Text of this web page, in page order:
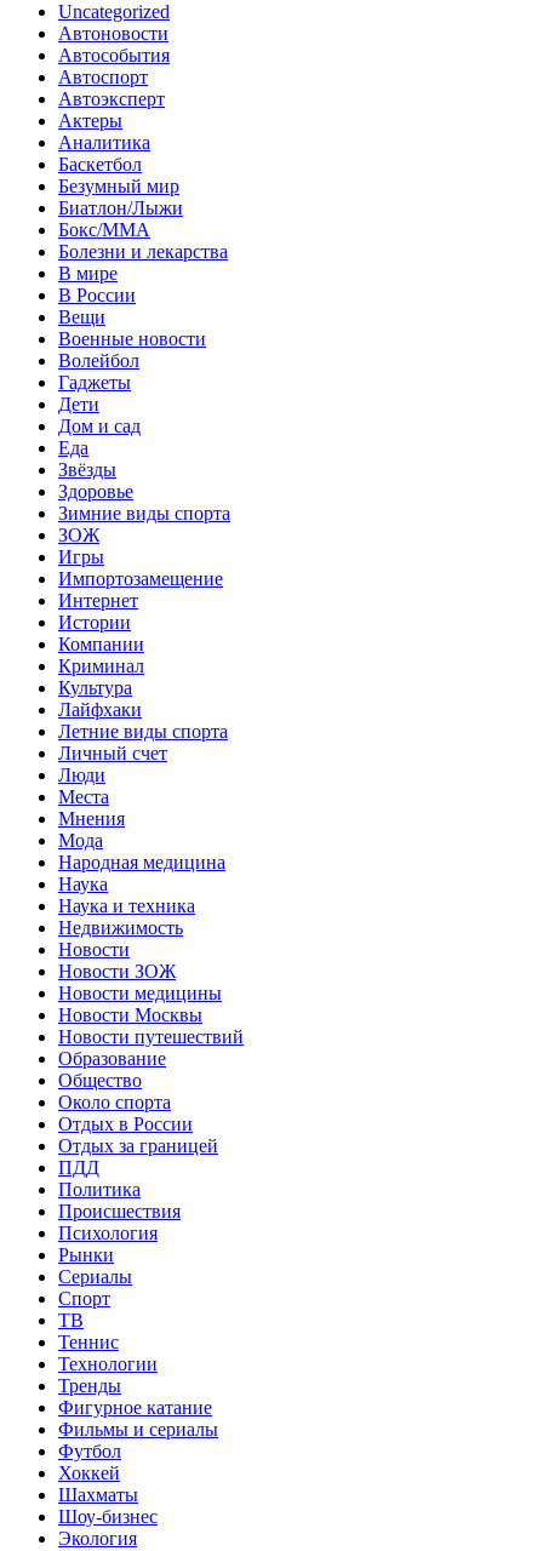
Uncategorized
Автоновости
Автособытия
Автоспорт
Автоэксперт
Актеры
Аналитика
Баскетбол
Безумный мир
Биатлон/Лыжи
Бокс/MMA
Болезни и лекарства
В мире
В России
Вещи
Военные новости
Волейбол
Гаджеты
Дети
Дом и сад
Еда
Звёзды
Здоровье
Зимние виды спорта
ЗОЖ
Игры
Импортозамещение
Интернет
Истории
Компании
Криминал
Культура
Лайфхаки
Летние виды спорта
Личный счет
Люди
Места
Мнения
Мода
Народная медицина
Наука
Наука и техника
Недвижимость
Новости
Новости ЗОЖ
Новости медицины
Новости Москвы
Новости путешествий
Образование
Общество
Около спорта
Отдых в России
Отдых за границей
ПДД
Политика
Происшествия
Психология
Рынки
Сериалы
Спорт
ТВ
Теннис
Технологии
Тренды
Фигурное катание
Фильмы и сериалы
Футбол
Хоккей
Шахматы
Шоу-бизнес
Экология